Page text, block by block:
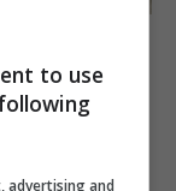
to use
advertising and